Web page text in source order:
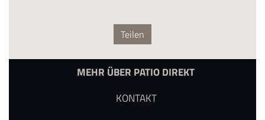
Teilen
MEHR ÜBER PATIO DIREKT
KONTAKT